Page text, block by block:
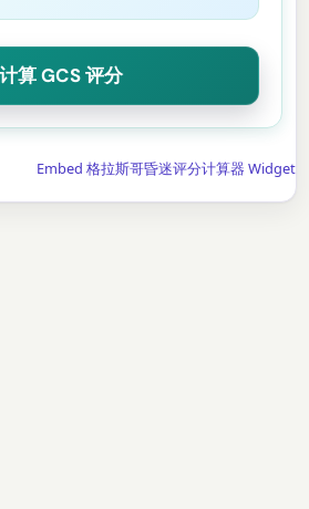
计算 GCS 评分
Embed 格拉斯哥昏迷评分计算器 Widget